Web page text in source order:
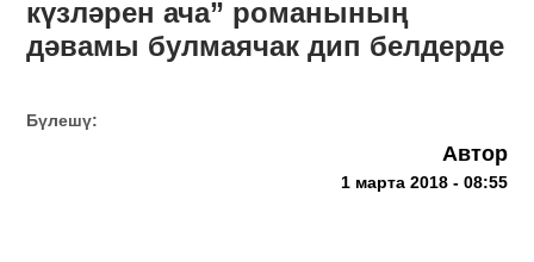
күзләрен ача” романының
дәвамы булмаячак дип белдерде
Бүлешү:
Автор
1 марта 2018 - 08:55